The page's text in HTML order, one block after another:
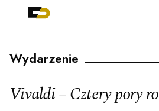
Wydarzenie
Vivaldi – Cztery pory